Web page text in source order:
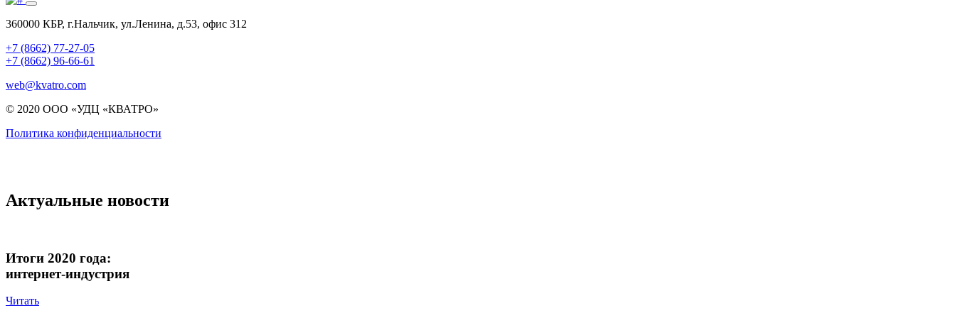
360000 КБР, г.Нальчик, ул.Ленина, д.53, офис 312
+7 (8662) 77-27-05
+7 (8662) 96-66-61
web@kvatro.com
© 2020 ООО «УДЦ «КВАТРО»
Политика конфиденциальности
Актуальные новости
Итоги 2020 года:
интернет-индустрия
Читать